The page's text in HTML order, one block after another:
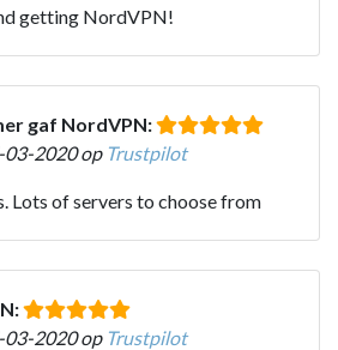
getting NordVPN!
gaf NordVPN:
03-2020 op Trustpilot
Lots of servers to choose from
03-2020 op Trustpilot